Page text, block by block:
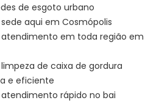
de esgoto urbano
aqui em Cosmópolis
em toda região em
de caixa de gordura
e eficiente
rápido no bai